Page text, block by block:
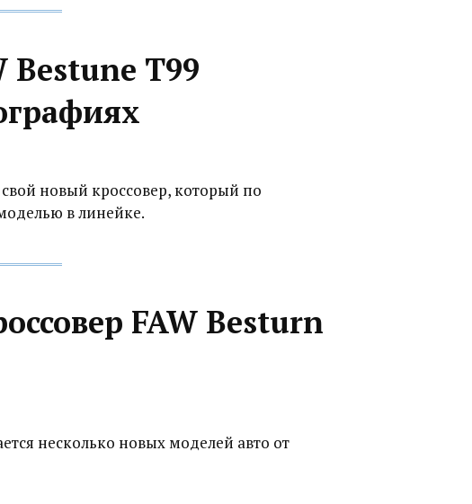
Bestune T99
новый кроссовер, который по
в линейке.
FAW Besturn
несколько новых моделей авто от